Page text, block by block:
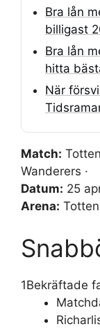
Bra lån
billigast
Bra lån
hitta
När
Match:
Wanderers ·
Datum: 25
Arena:
1Bekräftade